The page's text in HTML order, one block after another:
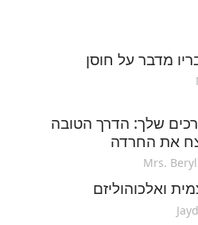
מדבר על חוסן
שלך: הדרך הטובה
את החרדה
Mrs.
ואלכוהוליזם